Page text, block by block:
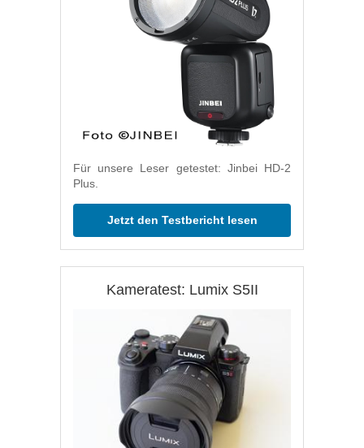
Für unsere Leser getestet: Jinbei HD-2
Plus.
Jetzt den Testbericht lesen
Kameratest: Lumix S5II